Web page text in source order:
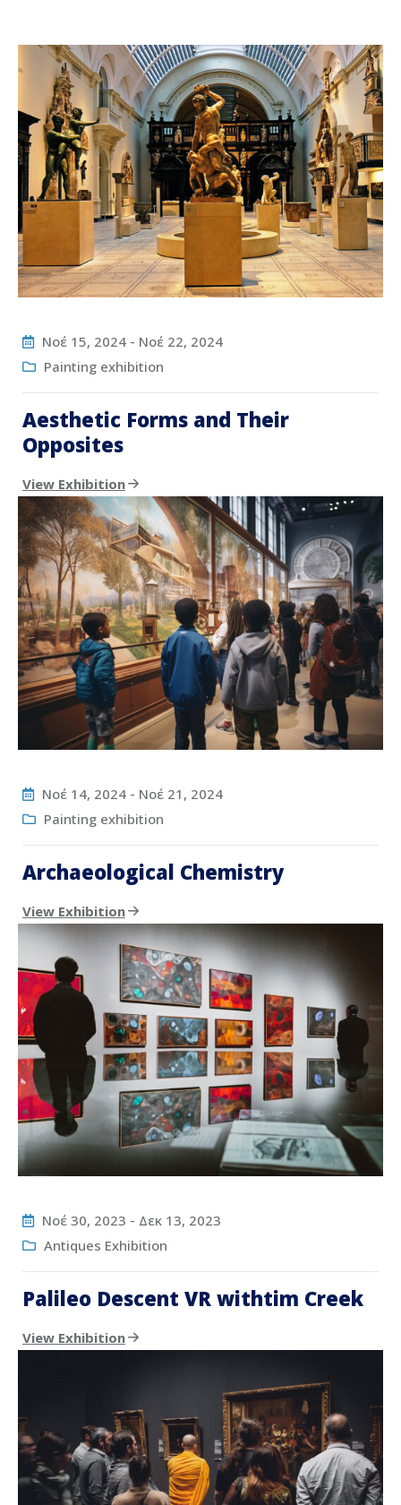
Νοέ 15, 2024 - Νοέ 22, 2024
Painting exhibition
Aesthetic Forms and Their
Opposites
View Exhibition
Νοέ 14, 2024 - Νοέ 21, 2024
Painting exhibition
Archaeological Chemistry
View Exhibition
Νοέ 30, 2023 - Δεκ 13, 2023
Antiques Exhibition
Palileo Descent VR withtim Creek
View Exhibition